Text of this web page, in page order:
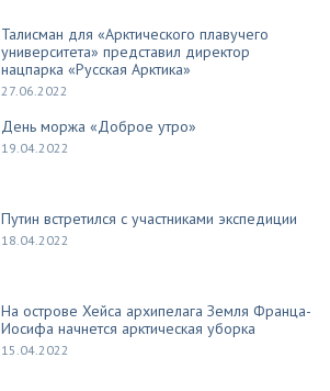
Талисман для «Арктического плавучего
университета» представил директор
нацпарка «Русская Арктика»
27.06.2022
День моржа «Доброе утро»
19.04.2022
Путин встретился с участниками экспедиции
18.04.2022
На острове Хейса архипелага Земля Франца-
Иосифа начнется арктическая уборка
15.04.2022